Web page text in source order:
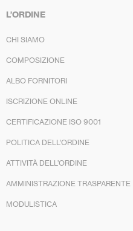
L’ORDINE
CHI SIAMO
COMPOSIZIONE
ALBO FORNITORI
ISCRIZIONE ONLINE
CERTIFICAZIONE ISO 9001
POLITICA DELL’ORDINE
ATTIVITÀ DELL’ORDINE
AMMINISTRAZIONE TRASPARENTE
MODULISTICA